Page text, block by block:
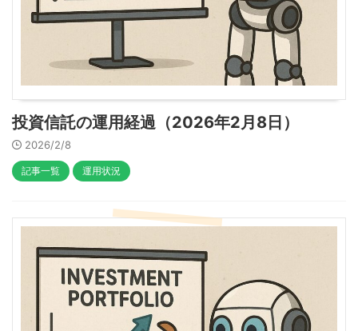
投資信託の運用経過（2026年2月8日）
2026/2/8
記事一覧 運用状況